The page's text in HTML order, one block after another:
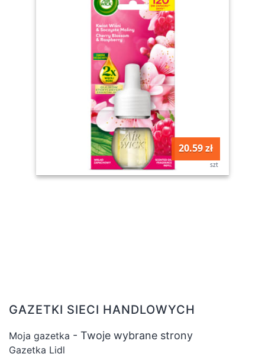
20.59 zł
szt
GAZETKI SIECI HANDLOWYCH
Moja gazetka - Twoje wybrane strony
Gazetka Lidl